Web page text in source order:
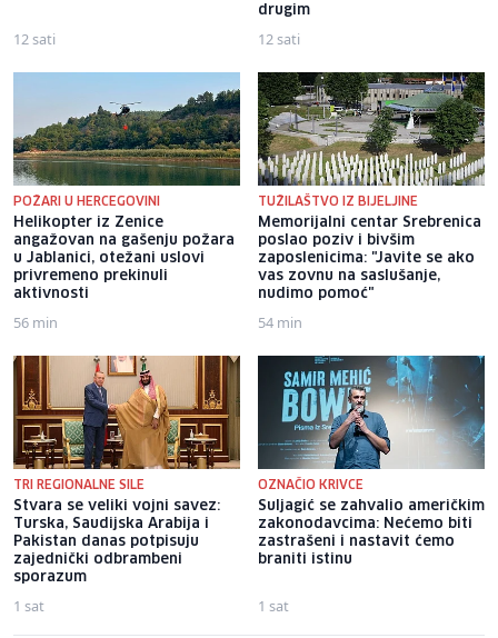
12 sati
drugim
12 sati
POŽARI U HERCEGOVINI
Helikopter iz Zenice
angažovan na gašenju požara
u Jablanici, otežani uslovi
privremeno prekinuli
aktivnosti
56 min
TUŽILAŠTVO IZ BIJELJINE
Memorijalni centar Srebrenica
poslao poziv i bivšim
zaposlenicima: "Javite se ako
vas zovnu na saslušanje,
nudimo pomoć"
54 min
TRI REGIONALNE SILE
Stvara se veliki vojni savez:
Turska, Saudijska Arabija i
Pakistan danas potpisuju
zajednički odbrambeni
sporazum
1 sat
OZNAČIO KRIVCE
Suljagić se zahvalio američkim
zakonodavcima: Nećemo biti
zastrašeni i nastavit ćemo
braniti istinu
1 sat